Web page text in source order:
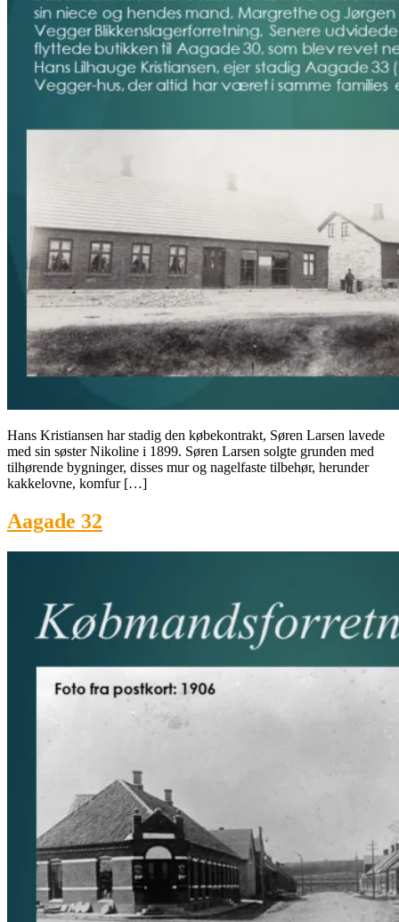
Hans Kristiansen har stadig den købekontrakt, Søren Larsen lavede
med sin søster Nikoline i 1899. Søren Larsen solgte grunden med
tilhørende bygninger, disses mur og nagelfaste tilbehør, herunder
kakkelovne, komfur […]
Aagade 32